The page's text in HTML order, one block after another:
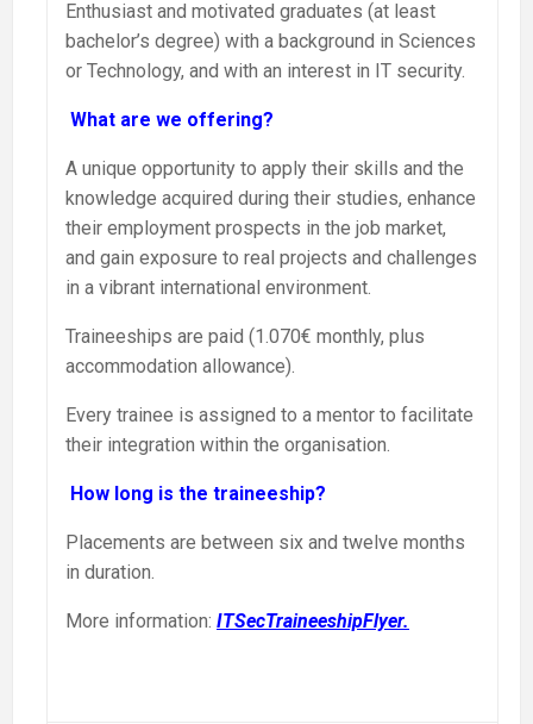
Enthusiast and motivated graduates (at least
bachelor’s degree) with a background in Sciences
or Technology, and with an interest in IT security.
What are we offering?
A unique opportunity to apply their skills and the
knowledge acquired during their studies, enhance
their employment prospects in the job market,
and gain exposure to real projects and challenges
in a vibrant international environment.
Traineeships are paid (1.070€ monthly, plus
accommodation allowance).
Every trainee is assigned to a mentor to facilitate
their integration within the organisation.
How long is the traineeship?
Placements are between six and twelve months
in duration.
More information: ITSecTraineeshipFlyer.